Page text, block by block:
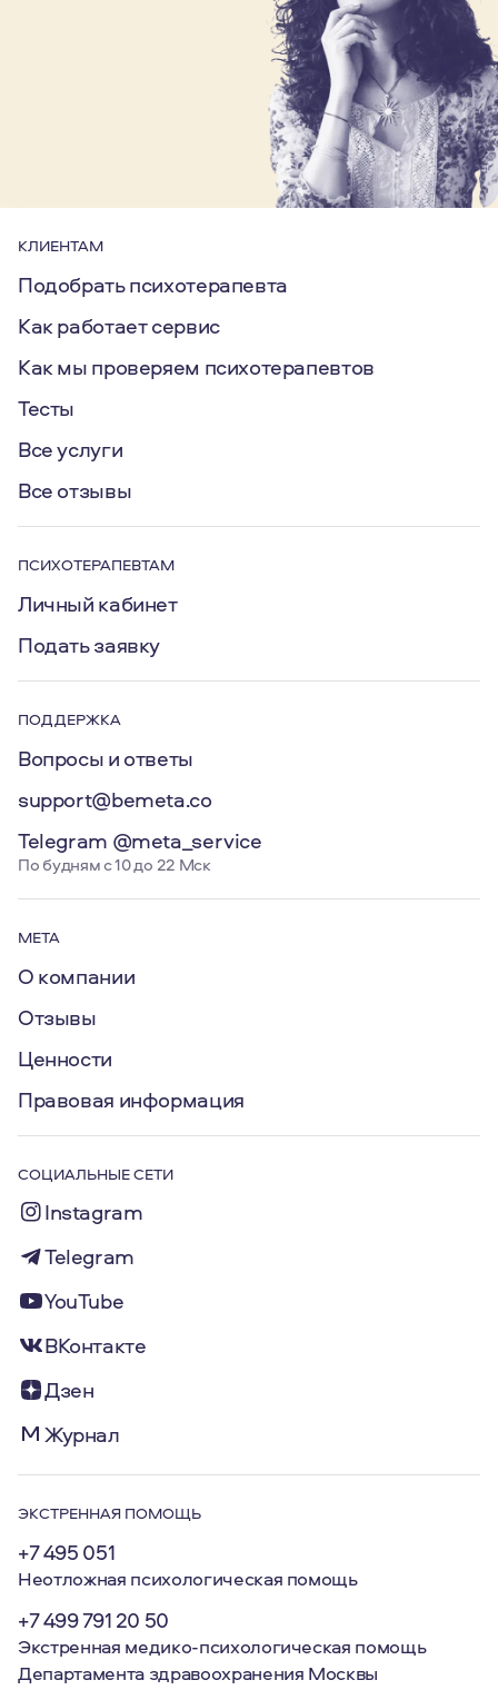
КЛИЕНТАМ
Подобрать психотерапевта
Как работает сервис
Как мы проверяем психотерапевтов
Тесты
Все услуги
Все отзывы
ПСИХОТЕРАПЕВТАМ
Личный кабинет
Подать заявку
ПОДДЕРЖКА
Вопросы и ответы
support@bemeta.co
Telegram @meta_service
По будням с 10 до 22 Мск
МЕТА
О компании
Отзывы
Ценности
Правовая информация
СОЦИАЛЬНЫЕ СЕТИ
Instagram
Telegram
YouTube
ВКонтакте
Дзен
Журнал
ЭКСТРЕННАЯ ПОМОЩЬ
+7 495 051
Неотложная психологическая помощь
+7 499 791 20 50
Экстренная медико-психологическая помощь
Департамента здравоохранения Москвы